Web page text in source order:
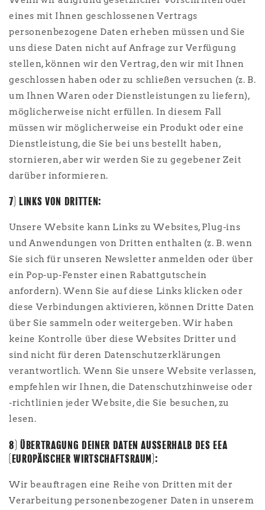
eines mit Ihnen geschlossenen Vertrags
personenbezogene Daten erheben müssen und Sie
uns diese Daten nicht auf Anfrage zur Verfügung
stellen, können wir den Vertrag, den wir mit Ihnen
geschlossen haben oder zu schließen versuchen (z. B.
um Ihnen Waren oder Dienstleistungen zu liefern),
möglicherweise nicht erfüllen. In diesem Fall
müssen wir möglicherweise ein Produkt oder eine
Dienstleistung, die Sie bei uns bestellt haben,
stornieren, aber wir werden Sie zu gegebener Zeit
darüber informieren.
7) LINKS VON DRITTEN:
Unsere Website kann Links zu Websites, Plug-ins
und Anwendungen von Dritten enthalten (z. B. wenn
Sie sich für unseren Newsletter anmelden oder über
ein Pop-up-Fenster einen Rabattgutschein
anfordern). Wenn Sie auf diese Links klicken oder
diese Verbindungen aktivieren, können Dritte Daten
über Sie sammeln oder weitergeben. Wir haben
keine Kontrolle über diese Websites Dritter und
sind nicht für deren Datenschutzerklärungen
verantwortlich. Wenn Sie unsere Website verlassen,
empfehlen wir Ihnen, die Datenschutzhinweise oder
-richtlinien jeder Website, die Sie besuchen, zu
lesen.
8) ÜBERTRAGUNG DEINER DATEN AUSSERHALB DES EEA
(EUROPÄISCHER WIRTSCHAFTSRAUM):
Wir beauftragen eine Reihe von Dritten mit der
Verarbeitung personenbezogener Daten in unserem